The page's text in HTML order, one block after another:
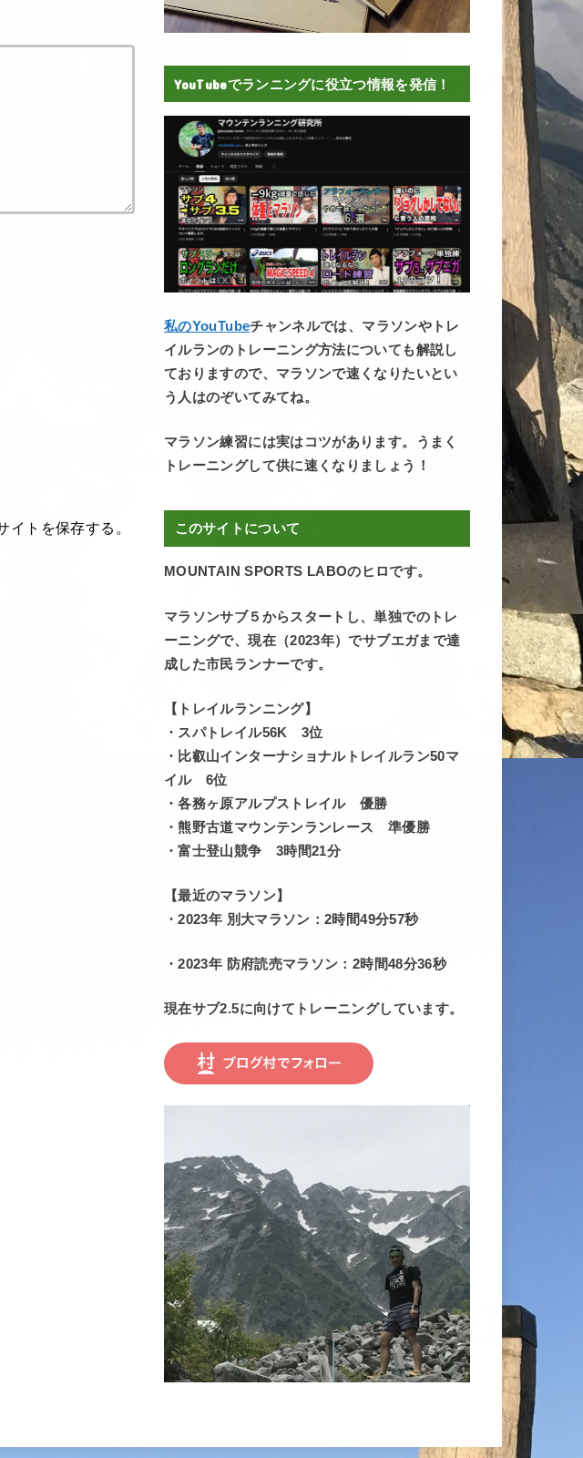
トを保存する。
YouTubeでランニングに役立つ情報を発信！
私のYouTubeチャンネルでは、マラソンやトレ
イルランのトレーニング方法についても解説し
ておりますので、マラソンで速くなりたいとい
う人はのぞいてみてね。
マラソン練習には実はコツがあります。うまく
トレーニングして供に速くなりましょう！
このサイトについて
MOUNTAIN SPORTS LABOのヒロです。
マラソンサブ５からスタートし、単独でのトレ
ーニングで、現在（2023年）でサブエガまで達
成した市民ランナーです。
【トレイルランニング】
・スパトレイル56K 3位
・比叡山インターナショナルトレイルラン50マ
イル 6位
・各務ヶ原アルプストレイル 優勝
・熊野古道マウンテンランレース 準優勝
・富士登山競争 3時間21分
【最近のマラソン】
・2023年 別大マラソン：2時間49分57秒
・2023年 防府読売マラソン：2時間48分36秒
現在サブ2.5に向けてトレーニングしています。